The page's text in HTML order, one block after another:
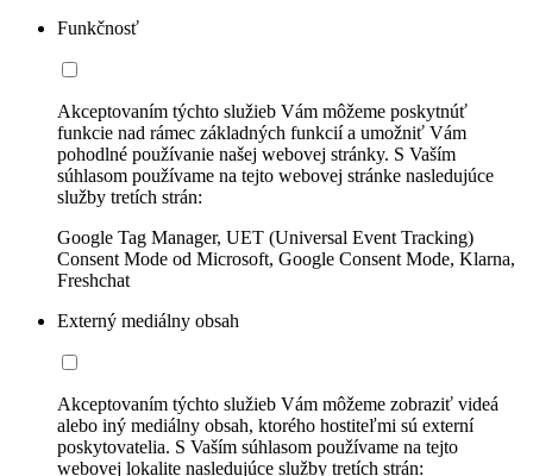
Funkčnosť
Akceptovaním týchto služieb Vám môžeme poskytnúť
funkcie nad rámec základných funkcií a umožniť Vám
pohodlné používanie našej webovej stránky. S Vaším
súhlasom používame na tejto webovej stránke nasledujúce
služby tretích strán:
Google Tag Manager, UET (Universal Event Tracking)
Consent Mode od Microsoft, Google Consent Mode, Klarna,
Freshchat
Externý mediálny obsah
Akceptovaním týchto služieb Vám môžeme zobraziť videá
alebo iný mediálny obsah, ktorého hostiteľmi sú externí
poskytovatelia. S Vaším súhlasom používame na tejto
webovej lokalite nasledujúce služby tretích strán: